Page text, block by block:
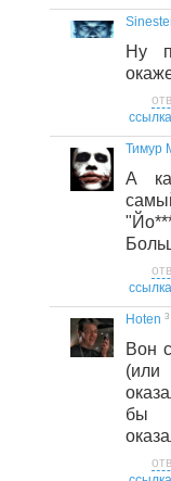
Ну
ссылка
Тимур
А
ссылка
Hoten 3
Вон
бы